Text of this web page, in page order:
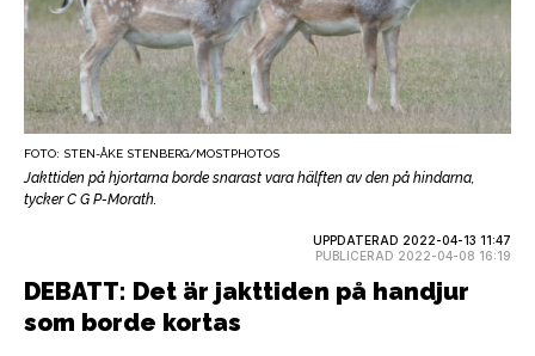
FOTO: STEN-ÅKE STENBERG/MOSTPHOTOS
Jakttiden på hjortarna borde snarast vara hälften av den på hindarna,
tycker C G P-Morath.
UPPDATERAD 2022-04-13 11:47
PUBLICERAD 2022-04-08 16:19
DEBATT: Det är jakttiden på handjur
som borde kortas